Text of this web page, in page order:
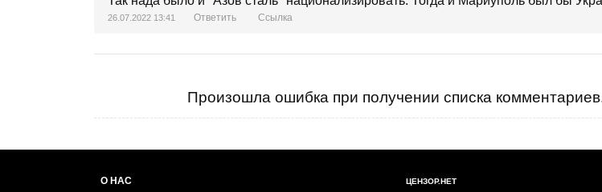
26.07.2022 13:41 Ответить Ссылка
Произошла ошибка при получении списка
О НАС
ЦЕНЗОР.НЕТ